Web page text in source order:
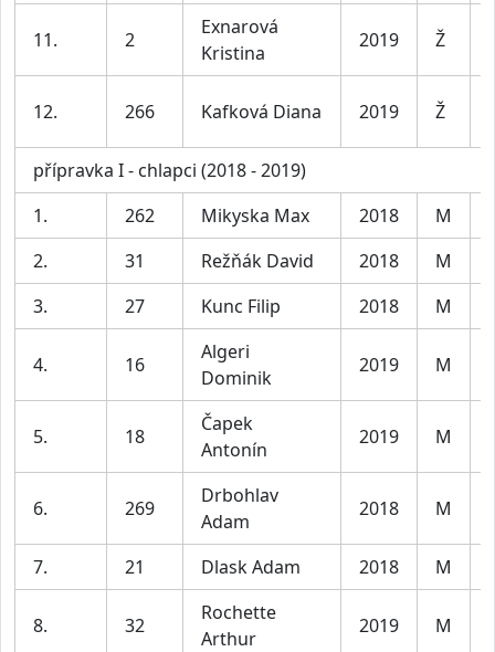
11. 2
Exnarová
Kristina
2019 Ž
12. 266 Kafková Diana 2019 Ž
přípravka I - chlapci (2018 - 2019)
1.
262 Mikyska Max 2018 M
2.
31 Režňák David 2018 M
3.
27 Kunc Filip 2018 M
4. 16
Algeri
Dominik
2019 M
5. 18
Čapek
Antonín
2019 M
6. 269
Drbohlav
Adam
2018 M
7. 21 Dlask Adam 2018 M
8. 32
Rochette
Arthur
2019 M